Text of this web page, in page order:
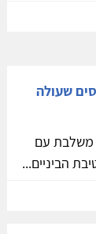
שעולה
משלבת עם
הביניים...